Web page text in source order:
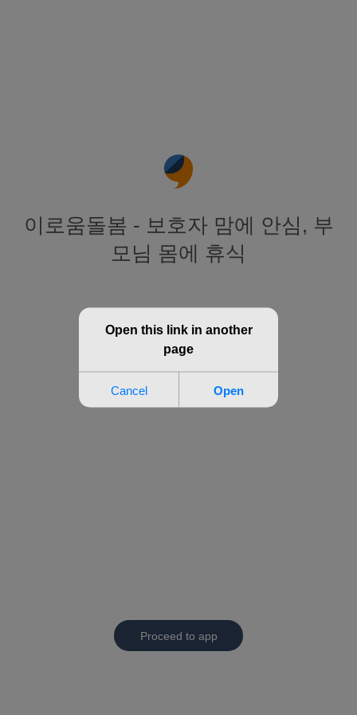
이로움돌봄 - 보호자 맘에 안심, 부
모님 몸에 휴식
Proceed to app